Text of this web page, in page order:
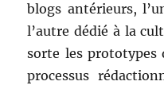
blogs antérieurs,
l’autre dédié à la
sorte les
processus